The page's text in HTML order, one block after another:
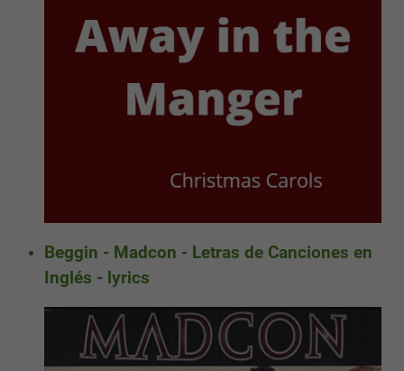
Beggin - Madcon - Letras de Canciones en
Inglés - lyrics